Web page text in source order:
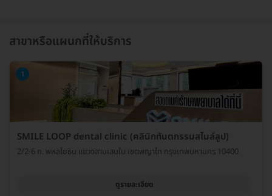
สาขาหรือแผนกที่ให้บริการ
1
SMILE LOOP dental clinic (คลินิกทันตกรรมสไมล์ลูป)
2/2-6 ถ. พหลโยธิน แขวงสามเสนใน เขตพญาไท กรุงเทพมหานคร 10400
ดูรายละเอียด